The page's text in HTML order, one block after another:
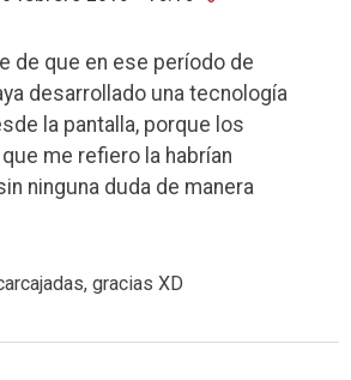
de que en ese período de
desarrollado una tecnología
la pantalla, porque los
me refiero la habrían
ninguna duda de manera
gracias XD